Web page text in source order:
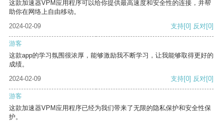
这款加速器VPM应用程序可以给你提供最高速度和安全性的连接，并帮
助你在网络上自由移动。
2024-02-09
支持[0] 反对[0]
游客
这款app的学习氛围很浓厚，能够激励我不断学习，让我能够取得更好的
成绩。
2024-02-09
支持[0] 反对[0]
游客
这款加速器VPM应用程序已经为我们带来了无限的隐私保护和安全性保
护。